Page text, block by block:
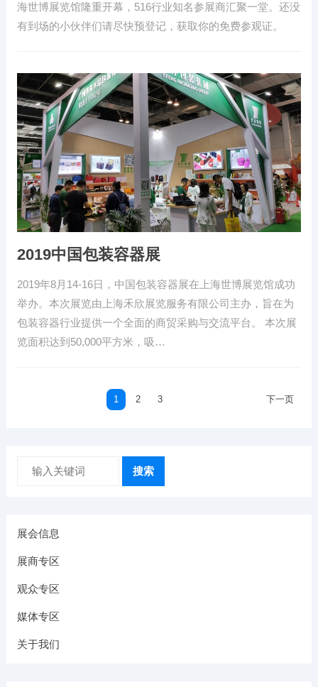
海世博展览馆隆重开幕，516行业知名参展商汇聚一堂。还没
有到场的小伙伴们请尽快预登记，获取你的免费参观证。
2019中国包装容器展
2019年8月14-16日，中国包装容器展在上海世博展览馆成功
举办。本次展览由上海禾欣展览服务有限公司主办，旨在为
包装容器行业提供一个全面的商贸采购与交流平台。 本次展
览面积达到50,000平方米，吸…
航
1 2 3 下一页
搜索
展会信息
展商专区
观众专区
媒体专区
关于我们